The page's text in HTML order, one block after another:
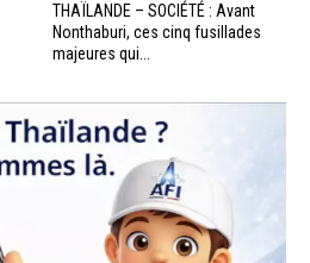
THAÏLANDE – SOCIÉTÉ : Avant
Nonthaburi, ces cinq fusillades
majeures qui...